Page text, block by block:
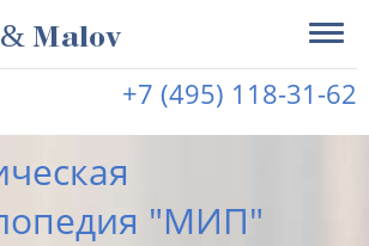
& Malov
+7 (495) 118-31-62
"МИП"